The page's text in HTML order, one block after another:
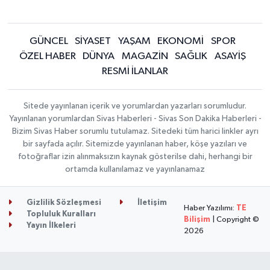
GÜNCEL SİYASET YAŞAM EKONOMİ
SPOR
ÖZEL HABER
DÜNYA MAGAZİN SAĞLIK
ASAYİŞ
RESMİ İLANLAR
Sitede yayınlanan içerik ve yorumlardan yazarları sorumludur.
Yayınlanan yorumlardan Sivas Haberleri - Sivas Son Dakika Haberleri -
Bizim Sivas Haber sorumlu tutulamaz. Sitedeki tüm harici linkler ayrı
bir sayfada açılır. Sitemizde yayınlanan haber, köşe yazıları ve
fotoğraflar izin alınmaksızın kaynak gösterilse dahi, herhangi bir
ortamda kullanılamaz ve yayınlanamaz
Gizlilik Sözleşmesi
İletişim
Topluluk Kuralları
Yayın İlkeleri
Haber Yazılımı: TE
Bilişim | Copyright ©
2026